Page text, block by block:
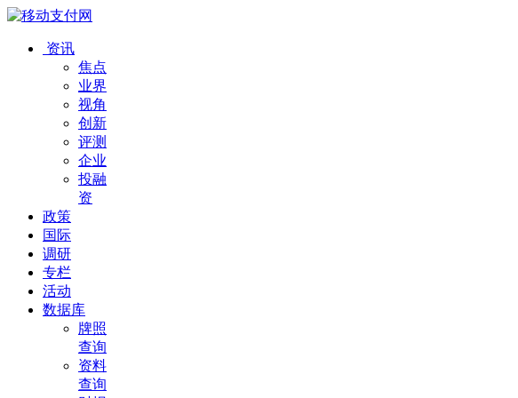
资讯
焦点
业界
视角
创新
评测
企业
投融
资
政策
国际
调研
专栏
活动
数据库
牌照
查询
资料
查询